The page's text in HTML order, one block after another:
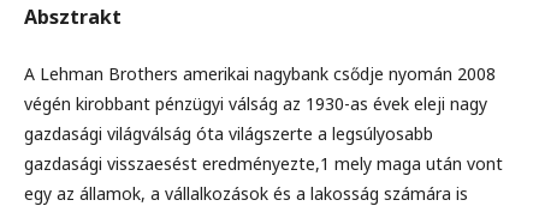
Absztrakt
A Lehman Brothers amerikai nagybank csődje nyomán 2008
végén kirobbant pénzügyi válság az 1930-as évek eleji nagy
gazdasági világválság óta világszerte a legsúlyosabb
gazdasági visszaesést eredményezte,1 mely maga után vont
egy az államok, a vállalkozások és a lakosság számára is